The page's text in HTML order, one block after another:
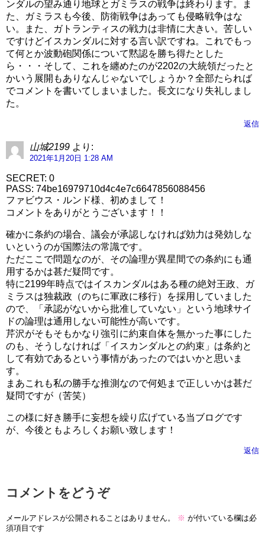
ンダルの望み通り地球とガミラスの戦争は終わります。ま
た、ガミラスも今後、防衛戦争はあっても侵略戦争はな
い。また、ガトランティスの戦力は非情に大きい。苦しい
ですけどイスカンダルに対する言い訳ですね。これでもっ
て何とか波動砲関係について黙認を勝ち得たとした
ら・・・そして、これを纏めたのが2202の大統領だったと
かいう展開もありなんじゃないでしょうか？全部たられば
でコメントを書いてしまいました。長文になり失礼しまし
た。
返信
山城2199 より:
2021年1月20日 1:28 AM
SECRET: 0
PASS: 74be16979710d4c4e7c6647856088456
ファビウス・ルンド様、初めまして！
コメントをありがとうございます！！
確かに条約の場合、議会が承認しなければ効力は発効しな
いというのが国際法の常識です。
ただここで問題なのが、その論理が異星間での条約にも通
用するかは甚だ疑問です。
特に2199年時点ではイスカンダルはある種の絶対王政、ガ
ミラスは独裁政（のちに軍政に移行）を採用していました
ので、「承認がないから批准していない」という地球サイ
ドの論理は通用しない可能性が高いです。
芹沢がそもそもかなり強引に約束自体を無かった事にした
のも、そうしなければ「イスカンダルとの約束」は条約と
して有効であるという事情があったのではいかと思いま
す。
まあこれも私の勝手な推測なので何処まで正しいかは甚だ
疑問ですが（苦笑）
この様に好き勝手に妄想を繰り広げている当ブログです
が、今後ともよろしくお願い致します！
返信
コメントをどうぞ
メールアドレスが公開されることはありません。 ※ が付いている欄は必
須項目です